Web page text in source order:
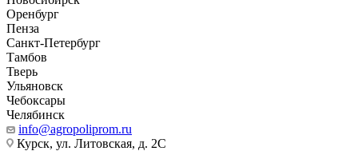
Оренбург
Пенза
Санкт-Петербург
Тамбов
Тверь
Ульяновск
Чебоксары
Челябинск
info@agropoliprom.ru
Курск, ул. Литовская, д. 2С